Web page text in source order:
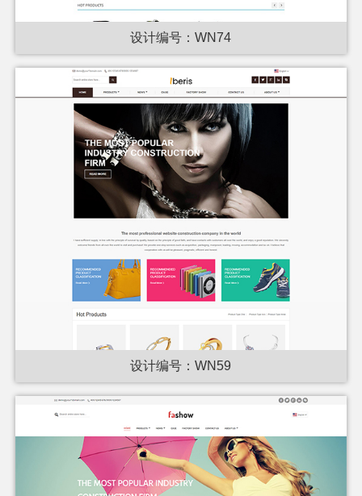
设计编号：WN74
设计编号：WN59